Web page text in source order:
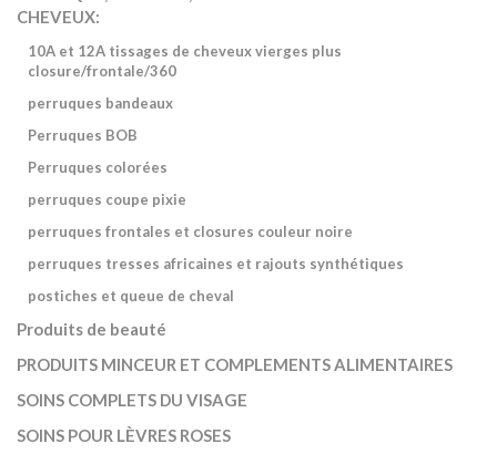
CHEVEUX:
10A et 12A tissages de cheveux vierges plus
closure/frontale/360
perruques bandeaux
Perruques BOB
Perruques colorées
perruques coupe pixie
perruques frontales et closures couleur noire
perruques tresses africaines et rajouts synthétiques
postiches et queue de cheval
Produits de beauté
PRODUITS MINCEUR ET COMPLEMENTS ALIMENTAIRES
SOINS COMPLETS DU VISAGE
SOINS POUR LÈVRES ROSES